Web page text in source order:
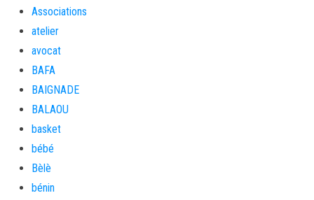
Associations
atelier
avocat
BAFA
BAIGNADE
BALAOU
basket
bébé
Bèlè
bénin